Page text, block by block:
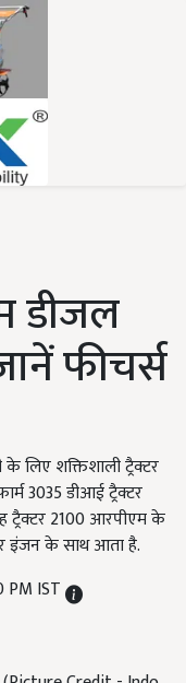
डीजल
फीचर्स
लिए शक्तिशाली ट्रैक्टर
3035 डीआई ट्रैक्टर
ट्रैक्टर 2100 आरपीएम के
इंजन के साथ आता है.
PM IST